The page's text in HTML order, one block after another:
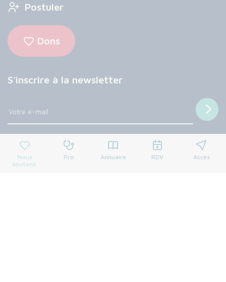
Nous
soutenir
Pro Annuaire RDV Accès
Postuler
Dons
S'inscrire à la newsletter
Nous suivre